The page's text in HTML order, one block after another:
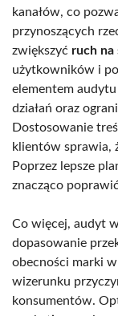
kanałów, co
przynoszących
zwiększyć ruch na
użytkowników i
elementem
działań oraz
Dostosowanie
klientów sprawia,
Poprzez lepsze
znacząco
Co więcej, audyt
dopasowanie
obecności marki
wizerunku
konsumentów.